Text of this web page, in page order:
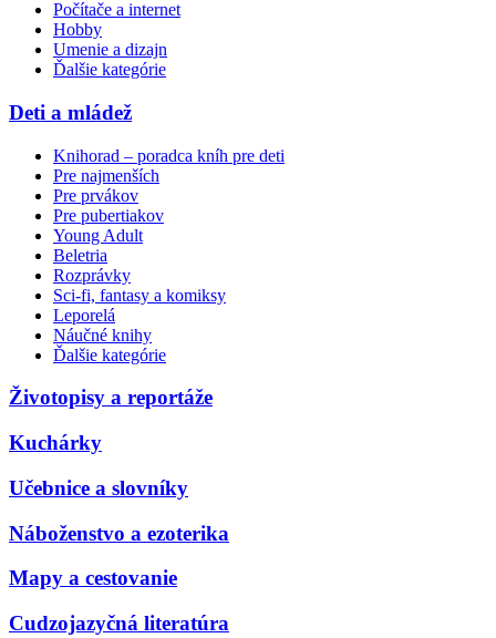
Počítače a internet
Hobby
Umenie a dizajn
Ďalšie kategórie
Deti a mládež
Knihorad – poradca kníh pre deti
Pre najmenších
Pre prvákov
Pre pubertiakov
Young Adult
Beletria
Rozprávky
Sci-fi, fantasy a komiksy
Leporelá
Náučné knihy
Ďalšie kategórie
Životopisy a reportáže
Kuchárky
Učebnice a slovníky
Náboženstvo a ezoterika
Mapy a cestovanie
Cudzojazyčná literatúra